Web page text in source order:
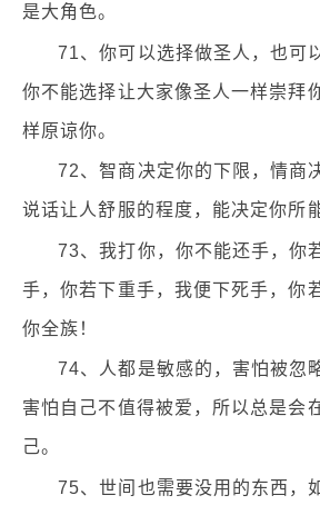
是大角色。
71、你可以选择做圣人，也可
你不能选择让大家像圣人一样崇拜
样原谅你。
72、智商决定你的下限，情商
说话让人舒服的程度，能决定你所
73、我打你，你不能还手，你
手，你若下重手，我便下死手，你
你全族！
74、人都是敏感的，害怕被忽
害怕自己不值得被爱，所以总是会
己。
75、世间也需要没用的东西，